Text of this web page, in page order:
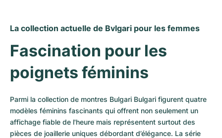
La collection actuelle de Bvlgari pour les femmes
Fascination pour les
poignets féminins
Parmi la collection de montres Bulgari Bulgari figurent quatre
modèles féminins fascinants qui offrent non seulement un
affichage fiable de l'heure mais représentent surtout des
pièces de joaillerie uniques débordant d’élégance. La série